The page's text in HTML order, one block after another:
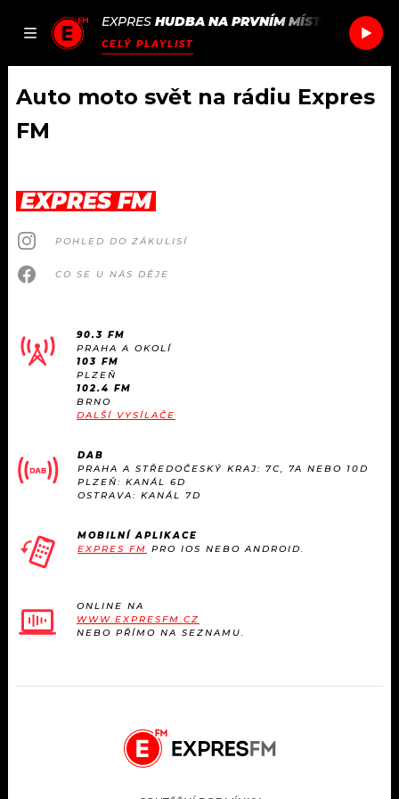
JAK
SEZNAM.CZ
EXPRES HUDBA NA PRVNÍM MÍSTĚ OH
CELÝ PLAYLIST
ČLÁNKY
AKTUÁLNĚ
HUDBA
#NEBUDUDOMA
KALENDÁŘ
TRENDY
MIX
PODCASTY
JAK NALADIT
RÁDIO
APLIKACE
PROGRAM
PLAYLIST
JAK NALADIT
SOUTĚŽE
Auto moto svět na rádiu Expres
FM
EXPRES FM
POHLED DO ZÁKULISÍ
CO SE U NÁS DĚJE
90.3 FM
PRAHA A OKOLÍ
103 FM
PLZEŇ
102.4 FM
BRNO
DALŠÍ VYSÍLAČE
DAB
PRAHA A STŘEDOČESKÝ KRAJ: 7C, 7A NEBO 10D
PLZEŇ: KANÁL 6D
OSTRAVA: KANÁL 7D
MOBILNÍ APLIKACE
EXPRES FM PRO IOS NEBO ANDROID.
ONLINE NA
WWW.EXPRESFM.CZ
NEBO PŘÍMO NA SEZNAMU.